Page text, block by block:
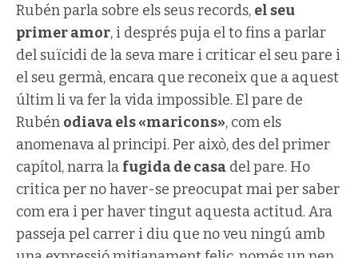
Rubén parla sobre els seus records, el seu
primer amor, i després puja el to fins a parlar
del suïcidi de la seva mare i criticar el seu pare i
el seu germà, encara que reconeix que a aquest
últim li va fer la vida impossible. El pare de
Rubén odiava els «maricons», com els
anomenava al principi. Per això, des del primer
capítol, narra la fugida de casa del pare. Ho
critica per no haver-se preocupat mai per saber
com era i per haver tingut aquesta actitud. Ara
passeja pel carrer i diu que no veu ningú amb